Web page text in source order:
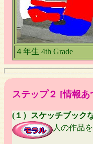
４年生 4th Grade
ステップ２ [情報
(１）スケッチブック
人の作品